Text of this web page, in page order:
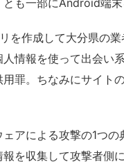
も一部にAndroid端末
を作成して大分県の
情報を使って出会い
用罪。ちなみにサイ
アによる攻撃の1つ
を収集して攻撃者側